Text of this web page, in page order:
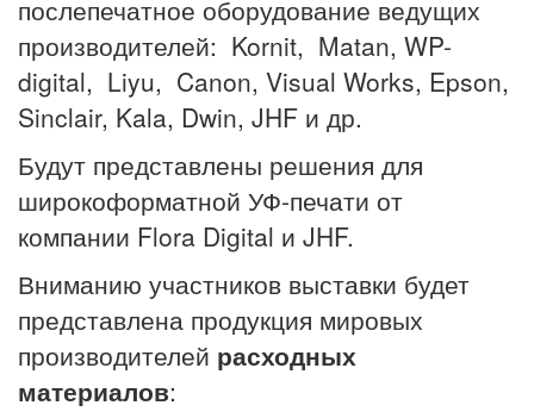
послепечатное оборудование ведущих
производителей: Kornit, Matan, WP-
digital, Liyu, Canon, Visual Works, Epson,
Sinclair, Kala, Dwin, JHF и др.
Будут представлены решения для
широкоформатной УФ-печати от
компании Flora Digital и JHF.
Вниманию участников выставки будет
представлена продукция мировых
производителей расходных
материалов: